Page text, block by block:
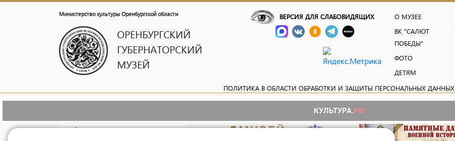
Министерство культуры Оренбургской области
ОРЕНБУРГСКИЙ
ГУБЕРНАТОРСКИЙ
МУЗЕЙ
ВЕРСИЯ ДЛЯ СЛАБОВИДЯЩИХ
О МУЗЕЕ
ВК "САЛЮТ
ПОБЕДЫ"
ФОТО
ДЕТЯМ
ПОЛИТИКА В ОБЛАСТИ ОБРАБОТКИ И ЗАЩИТЫ ПЕРСОНАЛЬНЫХ ДАННЫХ